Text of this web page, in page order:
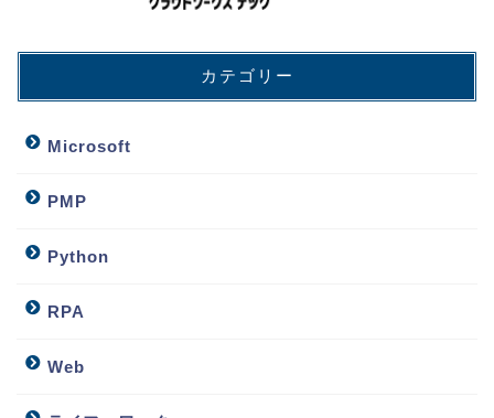
カテゴリー
Microsoft
PMP
Python
RPA
Web